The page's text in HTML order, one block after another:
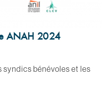
ANAH 2024
syndics bénévoles et les